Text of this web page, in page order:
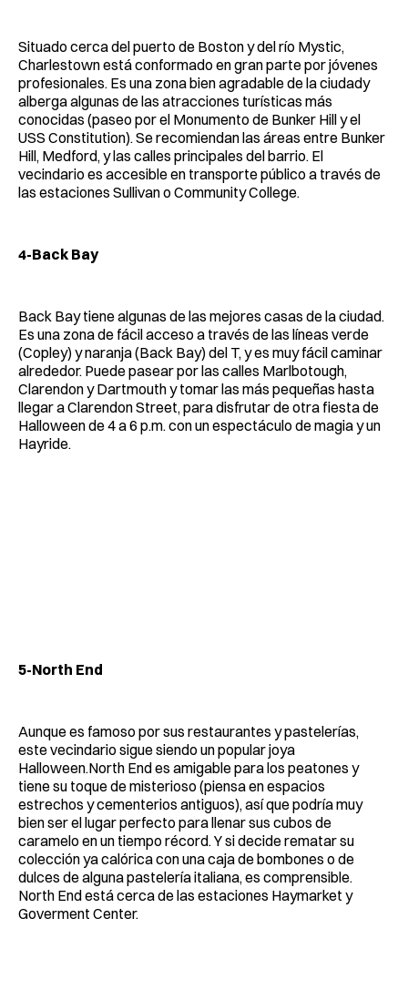
Situado cerca del puerto de Boston y del río Mystic,
Charlestown está conformado en gran parte por jóvenes
profesionales. Es una zona bien agradable de la ciudady
alberga algunas de las atracciones turísticas más
conocidas (paseo por el Monumento de Bunker Hill y el
USS Constitution). Se recomiendan las áreas entre Bunker
Hill, Medford, y las calles principales del barrio. El
vecindario es accesible en transporte público a través de
las estaciones Sullivan o Community College.
4-Back Bay
Back Bay tiene algunas de las mejores casas de la ciudad.
Es una zona de fácil acceso a través de las líneas verde
(Copley) y naranja (Back Bay) del T, y es muy fácil caminar
alrededor. Puede pasear por las calles Marlbotough,
Clarendon y Dartmouth y tomar las más pequeñas hasta
llegar a Clarendon Street, para disfrutar de otra fiesta de
Halloween de 4 a 6 p.m. con un espectáculo de magia y un
Hayride.
5-North End
Aunque es famoso por sus restaurantes y pastelerías,
este vecindario sigue siendo un popular joya
Halloween.North End es amigable para los peatones y
tiene su toque de misterioso (piensa en espacios
estrechos y cementerios antiguos), así que podría muy
bien ser el lugar perfecto para llenar sus cubos de
caramelo en un tiempo récord. Y si decide rematar su
colección ya calórica con una caja de bombones o de
dulces de alguna pastelería italiana, es comprensible.
North End está cerca de las estaciones Haymarket y
Goverment Center.